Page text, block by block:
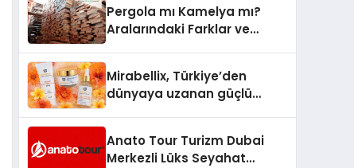
Pergola mı Kamelya mı?
Aralarındaki Farklar ve
Mirabellix, Türkiye’den
dünyaya uzanan güçlü
Anato Tour Turizm Dubai
Merkezli Lüks Seyahat